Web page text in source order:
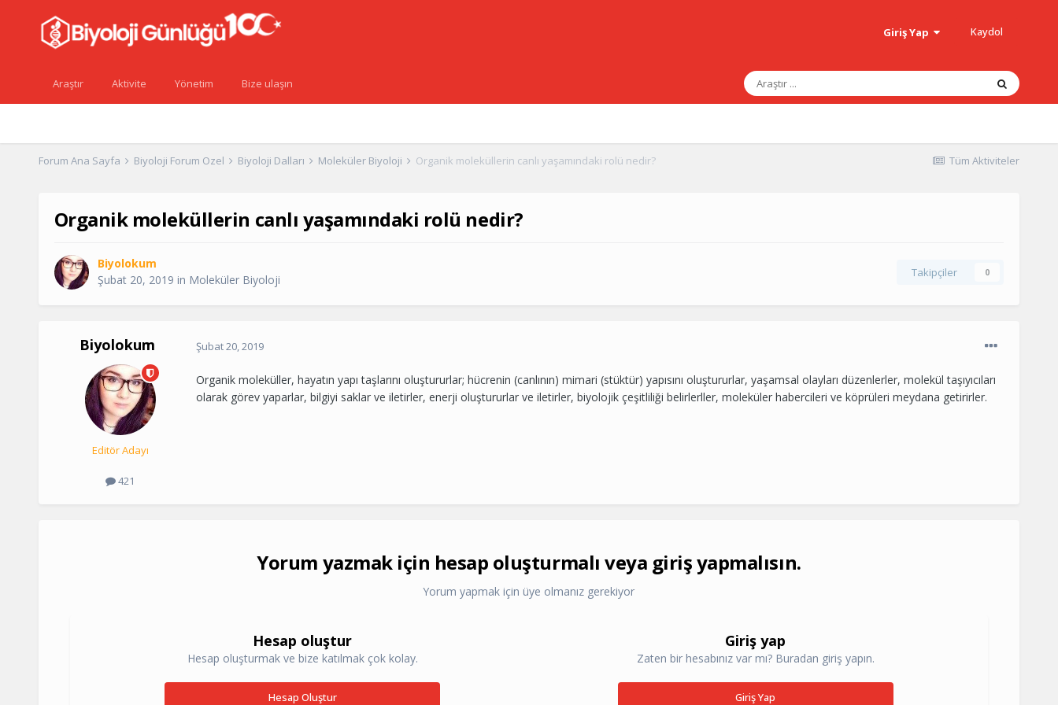
Giriş Yap Kaydol
Araştır Aktivite Yönetim Bize ulaşın
Tüm Aktiviteler
Forum Ana Sayfa Biyoloji Forum Özel Biyoloji Dalları Moleküler Biyoloji Organik moleküllerin canlı yaşamındaki rolü nedir?
Organik moleküllerin canlı yaşamındaki rolü nedir?
Biyolokum
Şubat 20, 2019 in Moleküler Biyoloji Takipçiler 0
Biyolokum
Editör Adayı
421
Şubat 20, 2019
Organik moleküller, hayatın yapı taşlarını oluştururlar; hücrenin (canlının) mimari (stüktür) yapısını oluştururlar, yaşamsal olayları düzenlerler, molekül taşıyıcıları
olarak görev yaparlar, bilgiyi saklar ve iletirler, enerji oluştururlar ve iletirler, biyolojik çeşitliliği belirlerller, moleküler habercileri ve köprüleri meydana getirirler.
Yorum yazmak için hesap oluşturmalı veya giriş yapmalısın.
Yorum yapmak için üye olmanız gerekiyor
Hesap oluştur
Hesap oluşturmak ve bize katılmak çok kolay.
Hesap Oluştur
Giriş yap
Zaten bir hesabınız var mı? Buradan giriş yapın.
Giriş Yap